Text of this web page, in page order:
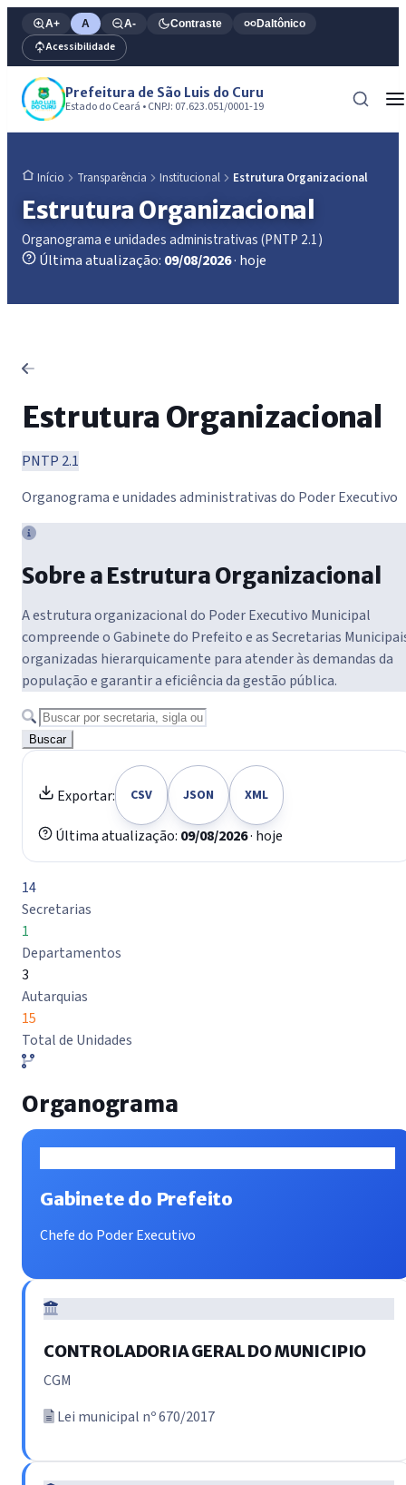
A+ A A- Contraste Daltônico
Acessibilidade
Prefeitura de São Luis do Curu
Estado do Ceará • CNPJ: 07.623.051/0001-19
Início Transparência Institucional Estrutura Organizacional
Estrutura Organizacional
Organograma e unidades administrativas (PNTP 2.1)
Última atualização: 09/08/2026· hoje
Estrutura Organizacional
PNTP 2.1
Organograma e unidades administrativas do Poder Executivo
Sobre a Estrutura Organizacional
A estrutura organizacional do Poder Executivo Municipal
compreende o Gabinete do Prefeito e as Secretarias
organizadas hierarquicamente para atender às demandas da
população e garantir a eficiência da gestão pública.
Buscar
Exportar: CSV JSON XML
Última atualização: 09/08/2026· hoje
14
Secretarias
1
Departamentos
3
Autarquias
15
Total de Unidades
Organograma
Gabinete do Prefeito
Chefe do Poder Executivo
CONTROLADORIA GERAL DO MUNICIPIO
CGM
Lei municipal nº 670/2017